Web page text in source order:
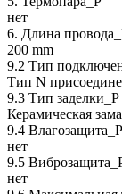
нет
6. Длина
200 mm
9.2 Тип
Тип N
9.3 Тип заделки_Р
Керамическая
9.4 Влагозащита_Р
нет
9.5
нет